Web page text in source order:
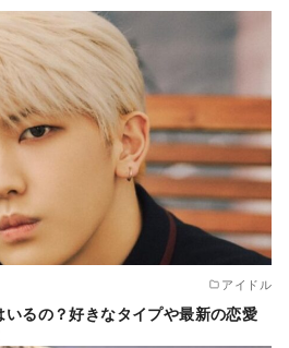
アイドル
るの？好きなタイプや最新の恋愛